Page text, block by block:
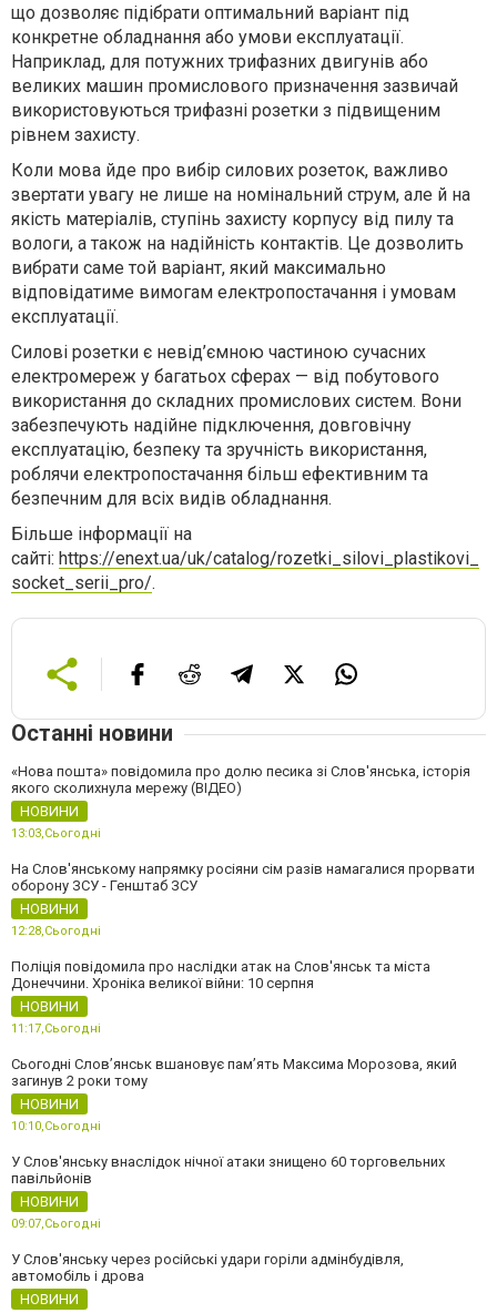
що дозволяє підібрати оптимальний варіант під
конкретне обладнання або умови експлуатації.
Наприклад, для потужних трифазних двигунів або
великих машин промислового призначення зазвичай
використовуються трифазні розетки з підвищеним
рівнем захисту.
Коли мова йде про вибір силових розеток, важливо
звертати увагу не лише на номінальний струм, але й на
якість матеріалів, ступінь захисту корпусу від пилу та
вологи, а також на надійність контактів. Це дозволить
вибрати саме той варіант, який максимально
відповідатиме вимогам електропостачання і умовам
експлуатації.
Силові розетки є невід’ємною частиною сучасних
електромереж у багатьох сферах — від побутового
використання до складних промислових систем. Вони
забезпечують надійне підключення, довговічну
експлуатацію, безпеку та зручність використання,
роблячи електропостачання більш ефективним та
безпечним для всіх видів обладнання.
Більше інформації на
сайті: https://enext.ua/uk/catalog/rozetki_silovi_plastikovi_
socket_serii_pro/.
Останні новини
«Нова пошта» повідомила про долю песика зі Слов'янська, історія
якого сколихнула мережу (ВІДЕО)
НОВИНИ
13:03,Сьогодні
На Слов'янському напрямку росіяни сім разів намагалися прорвати
оборону ЗСУ - Генштаб ЗСУ
НОВИНИ
12:28,Сьогодні
Поліція повідомила про наслідки атак на Слов'янськ та міста
Донеччини. Хроніка великої війни: 10 серпня
НОВИНИ
11:17,Сьогодні
Сьогодні Слов’янськ вшановує пам’ять Максима Морозова, який
загинув 2 роки тому
НОВИНИ
10:10,Сьогодні
У Слов'янську внаслідок нічної атаки знищено 60 торговельних
павільйонів
НОВИНИ
09:07,Сьогодні
У Слов'янську через російські удари горіли адмінбудівля,
автомобіль і дрова
НОВИНИ